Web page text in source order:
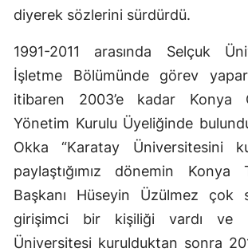
diyerek sözlerini sürdürdü.
1991-2011 arasında Selçuk
İşletme Bölümünde görev
itibaren 2003’e kadar Konya
Yönetim Kurulu Üyeliğinde
Okka “Karatay Üniversitesini
paylaştığımız dönemin Konya
Başkanı Hüseyin Üzülmez çok
girişimci bir kişiliği vardı ve
Üniversitesi kurulduktan sonra